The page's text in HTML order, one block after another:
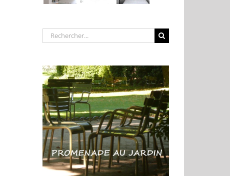
Rechercher: